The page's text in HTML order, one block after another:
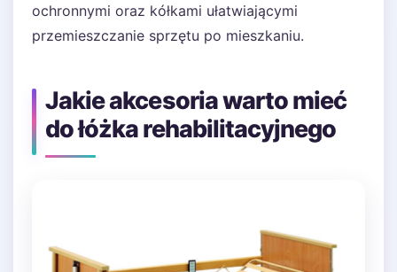
ochronnymi oraz kółkami ułatwiającymi
przemieszczanie sprzętu po mieszkaniu.
Jakie akcesoria warto mieć
do łóżka rehabilitacyjnego